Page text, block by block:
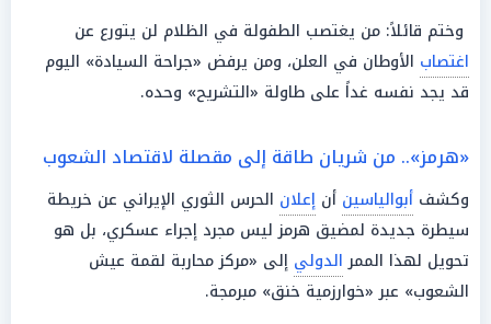
وختم قائلاً: من يغتصب الطفولة في الظلام لن يتورع عن
اغتصاب الأوطان في العلن، ومن يرفض «جراحة السيادة» اليوم
قد يجد نفسه غداً على طاولة «التشريح» وحده.
«هرمز».. من شريان طاقة إلى مقصلة لاقتصاد الشعوب
وكشف أبوالياسين أن إعلان الحرس الثوري الإيراني عن خريطة
سيطرة جديدة لمضيق هرمز ليس مجرد إجراء عسكري، بل هو
تحويل لهذا الممرالدولي إلى «مركز محاربة لقمة عيش
الشعوب» عبر «خوارزمية خنق» مبرمجة.